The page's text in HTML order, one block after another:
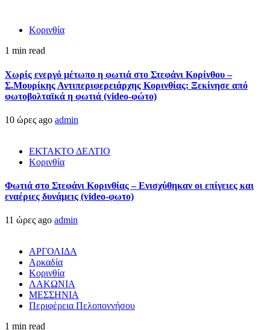
Κορινθία
1 min read
Χωρίς ενεργό μέτωπο η φωτιά στο Στεφάνι Κορίνθου –
Σ.Μουρίκης Αντιπεριφερειάρχης Κορινθίας: Ξεκίνησε από
φωτοβολταϊκά η φωτιά (video-φώτο)
10 ώρες ago admin
ΕΚΤΑΚΤΟ ΔΕΛΤΙΟ
Κορινθία
Φωτιά στο Στεφάνι Κορινθίας – Ενισχύθηκαν οι επίγειες και
εναέριες δυνάμεις (video-φωτο)
11 ώρες ago admin
ΑΡΓΟΛΙΔΑ
Αρκαδία
Κορινθία
ΛΑΚΩΝΙΑ
ΜΕΣΣΗΝΙΑ
Περιφέρεια Πελοποννήσου
1 min read